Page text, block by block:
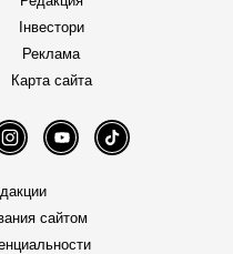
Інвестори
Реклама
Карта сайта
InstagramYouTube TikTok
сайтом